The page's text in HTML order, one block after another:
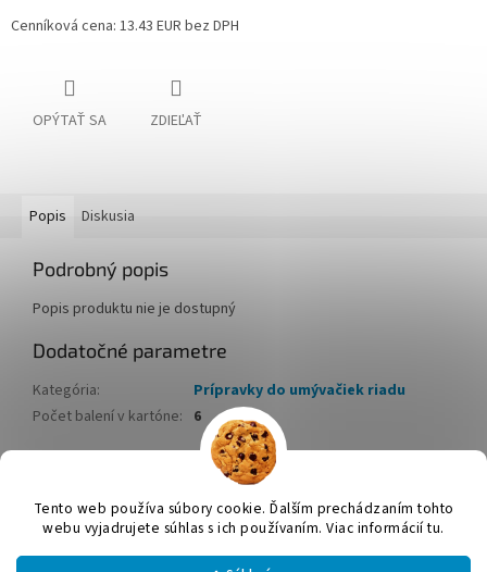
Tento web používa súbory cookie. Ďalším prechádzaním tohto
webu vyjadrujete súhlas s ich používaním. Viac informácií tu.
Cenníková cena: 13.43 EUR bez DPH
OPÝTAŤ SA ZDIEĽAŤ
Popis Diskusia
Podrobný popis
Popis produktu nie je dostupný
Dodatočné parametre
Kategória:
Prípravky do umývačiek riadu
Počet balení v kartóne: 6
Vytvoril Shoptet